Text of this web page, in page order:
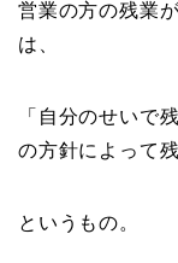
営業の方の残業
は、
「自分のせいで
の方針によって
というもの。